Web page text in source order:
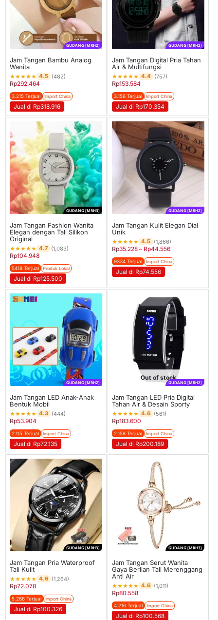
GUDANG [MRH2]
Jam Tangan Bambu Analog
Wanita
★★★★★ 4.5 (482)
Rp292.464
3.215 Terjual Import China
Jual di Rp318.916
GUDANG [MRH2]
Jam Tangan Digital Pria Tahan
Air & Multifungsi
★★★★★ 4.4 (757)
Rp153.584
3.156 Terjual Import China
Jual di Rp170.354
GUDANG [MRH3]
Jam Tangan Fashion Wanita
Elegan dengan Tali Silikon
Original
★★★★★ 4.7 (1,083)
Rp104.948
5418 Terjual Produk Lokal
Jual di Rp125.500
GUDANG [MRH2]
Jam Tangan Kulit Elegan Dial
Unik
★★★★★ 4.5 (1,866)
Rp35.228 – Rp44.556
9334 Terjual Import China
Jual di Rp74.556
GUDANG [MRH2]
Jam Tangan LED Anak-Anak
Bentuk Mobil
★★★★★ 4.3 (444)
Rp53.904
2.115 Terjual Import China
Jual di Rp72.135
Out of stock
GUDANG [MRH2]
Jam Tangan LED Pria Digital
Tahan Air & Desain Sporty
★★★★★ 4.6 (561)
Rp183.600
2.158 Terjual Import China
Jual di Rp200.189
GUDANG [MRH3]
Jam Tangan Pria Waterproof
Tali Kulit
★★★★★ 4.6 (1,264)
Rp72.078
5.268 Terjual Import China
Jual di Rp100.326
GUDANG [MRH3]
Jam Tangan Serut Wanita
Gaya Berlian Tali Merenggang
Anti Air
★★★★★ 4.6 (1,011)
Rp80.558
4.216 Terjual Import China
Jual di Rp100.568